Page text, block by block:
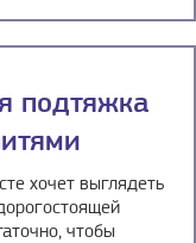
подтяжка
хочет выглядеть
чтобы